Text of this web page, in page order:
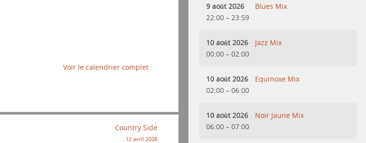
Voir le calendrier complet
Country Side
12 avril 2026
9 août 2026
22:00 – 23:59
Blues Mix
10 août 2026
00:00 – 02:00
Jazz Mix
10 août 2026
02:00 – 06:00
Equinoxe Mix
10 août 2026
06:00 – 07:00
Noir Jaune Mix